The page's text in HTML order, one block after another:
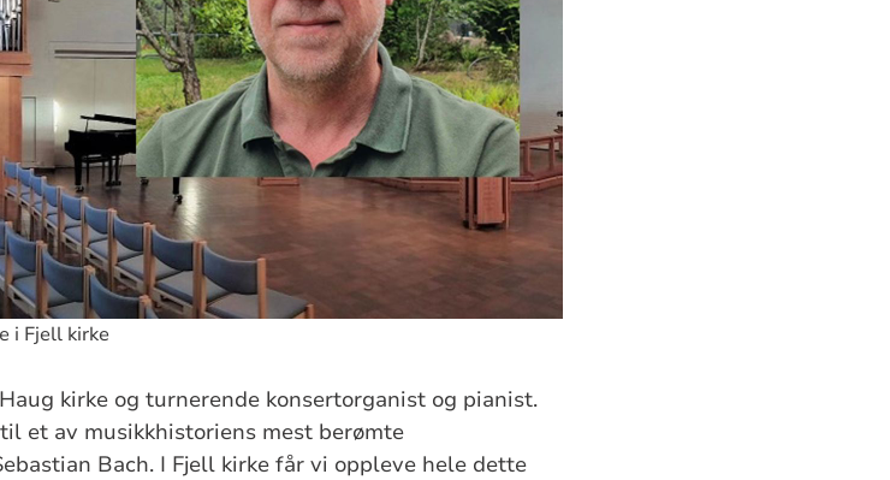
i Fjell kirke
kirke og turnerende konsertorganist og pianist.
et av musikkhistoriens mest berømte
Bach. I Fjell kirke får vi oppleve hele dette